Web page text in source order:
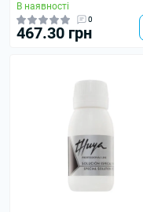
В наявності
0
467.30 грн